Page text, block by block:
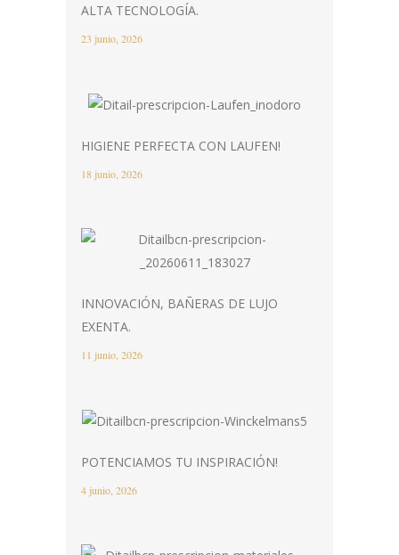
ALTA TECNOLOGÍA.
23 junio, 2026
HIGIENE PERFECTA CON LAUFEN!
18 junio, 2026
INNOVACIÓN, BAÑERAS DE LUJO
EXENTA.
11 junio, 2026
POTENCIAMOS TU INSPIRACIÓN!
4 junio, 2026